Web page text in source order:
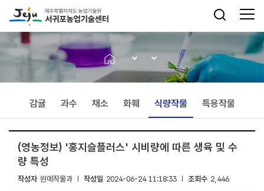
감귤 과수 채소 화훼 식량작물 특용작물
(영농정보) '홍지슬플러스' 시비량에 따른 생육 및 수
량 특성
작성자 원예작물과 작성일 2024-06-24 11:18:33 조회수 2,446